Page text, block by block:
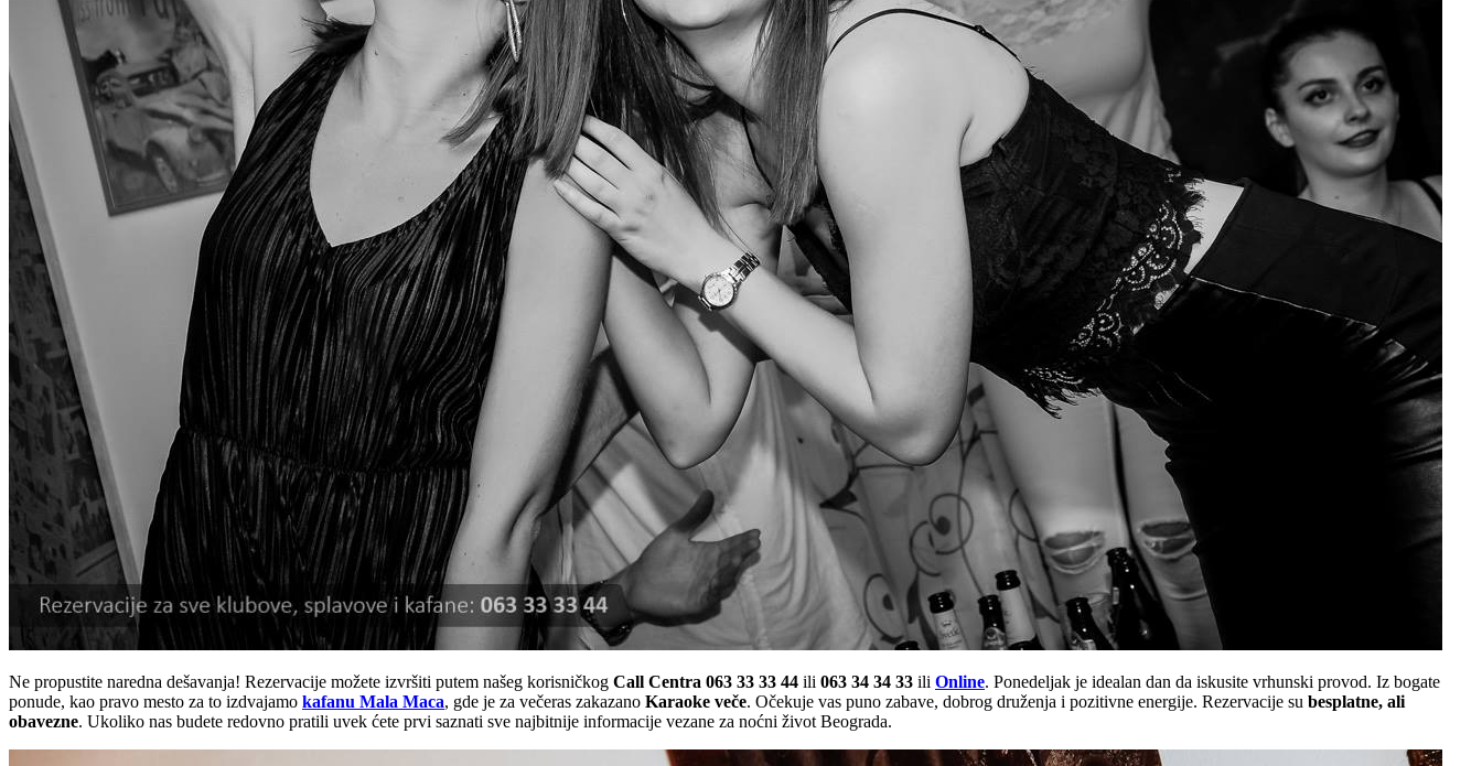
Ne propustite naredna dešavanja! Rezervacije možete izvršiti putem našeg korisničkog Call Centra 063 33 33 44 ili 063 34 34 33 ili Online. Ponedeljak je idealan dan da iskusite vrhunski provod. Iz bogate
ponude, kao pravo mesto za to izdvajamo kafanu Mala Maca, gde je za večeras zakazano Karaoke veče. Očekuje vas puno zabave, dobrog druženja i pozitivne energije. Rezervacije su besplatne, ali
obavezne. Ukoliko nas budete redovno pratili uvek ćete prvi saznati sve najbitnije informacije vezane za noćni život Beograda.